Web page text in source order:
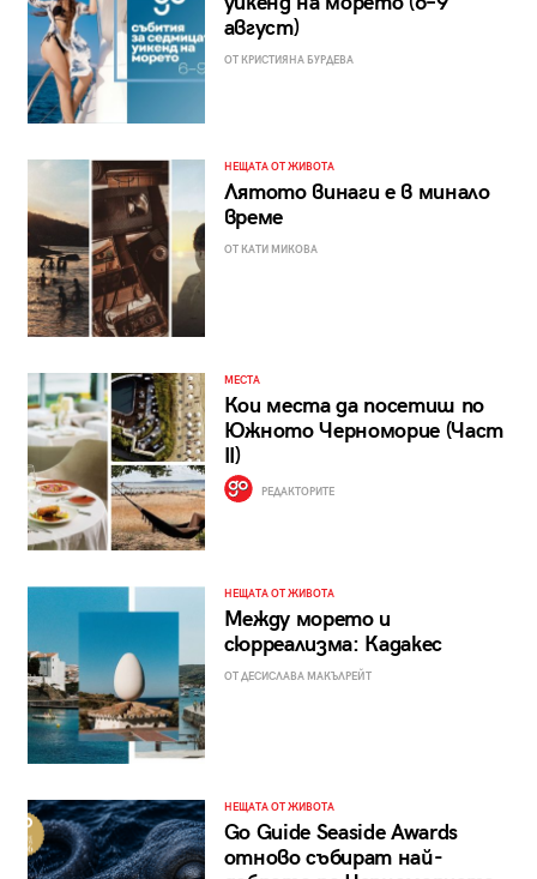
август)
ОТ КРИСТИЯНА БУРДЕВА
НЕЩАТА ОТ ЖИВОТА
Лятото винаги е в минало
време
ОТ КАТИ МИКОВА
МЕСТА
Кои места да посетиш по
Южното Черноморие (Част
II)
РЕДАКТОРИТЕ
НЕЩАТА ОТ ЖИВОТА
Между морето и
сюрреализма: Кадакес
ОТ ДЕСИСЛАВА МАКЪЛРЕЙТ
НЕЩАТА ОТ ЖИВОТА
Go Guide Seaside Awards
отново събират най-